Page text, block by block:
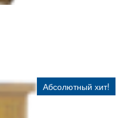
Абсолютный хит!